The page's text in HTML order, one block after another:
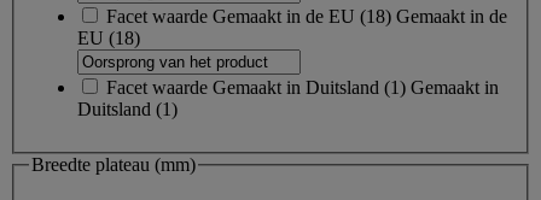
Facet waarde Gemaakt in de EU (18) Gemaakt in de
EU (18)
Facet waarde Gemaakt in Duitsland (1) Gemaakt in
Duitsland (1)
Breedte plateau (mm)